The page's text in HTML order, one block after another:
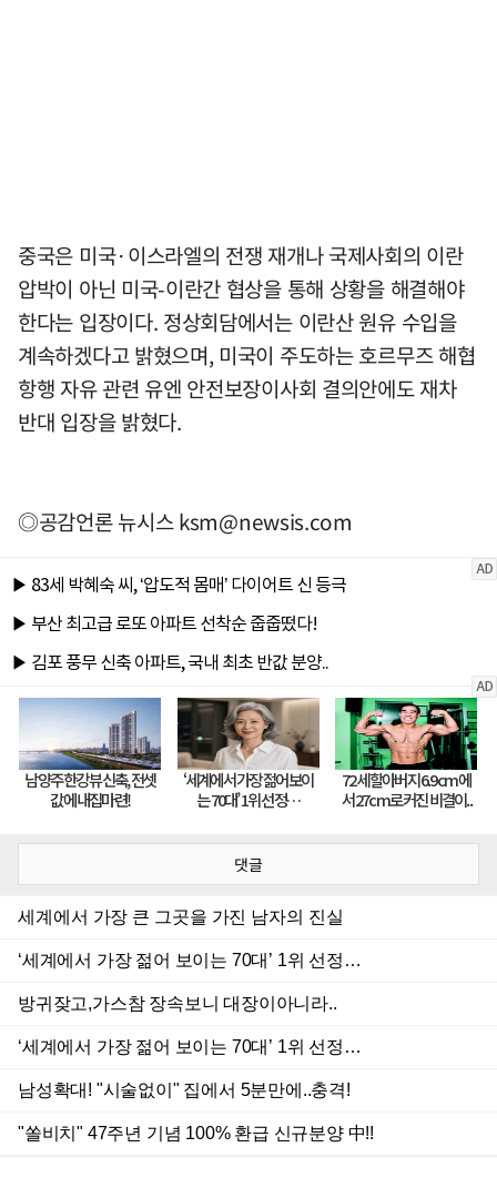
중국은 미국·이스라엘의 전쟁 재개나 국제사회의 이란
압박이 아닌 미국-이란간 협상을 통해 상황을 해결해야
한다는 입장이다. 정상회담에서는 이란산 원유 수입을
계속하겠다고 밝혔으며, 미국이 주도하는 호르무즈 해협
항행 자유 관련 유엔 안전보장이사회 결의안에도 재차
반대 입장을 밝혔다.
◎공감언론 뉴시스ksm@newsis.com
댓글